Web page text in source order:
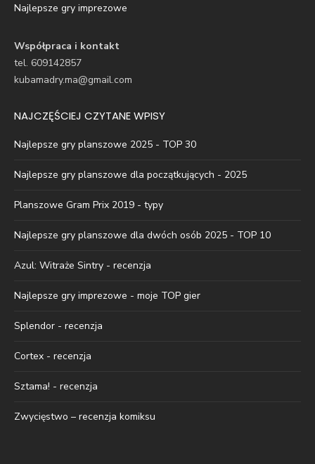
Najlepsze gry imprezowe
Współpraca i kontakt
tel. 609142857
kubamadry.ma@gmail.com
NAJCZĘŚCIEJ CZYTANE WPISY
Najlepsze gry planszowe 2025 - TOP 30
Najlepsze gry planszowe dla początkujących - 2025
Planszowe Gram Prix 2019 - typy
Najlepsze gry planszowe dla dwóch osób 2025 - TOP 10
Azul: Witraże Sintry - recenzja
Najlepsze gry imprezowe - moje TOP gier
Splendor - recenzja
Cortex - recenzja
Sztama! - recenzja
Zwycięstwo – recenzja komiksu